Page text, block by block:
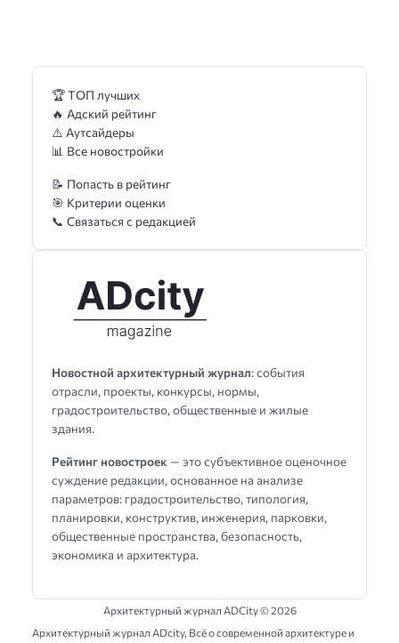
Новостной архитектурный журнал: события
отрасли, проекты, конкурсы, нормы,
градостроительство, общественные и жилые
здания.
Рейтинг новостроек — это субъективное оценочное
суждение редакции, основанное на анализе
параметров: градостроительство, типология,
планировки, конструктив, инженерия, парковки,
общественные пространства, безопасность,
экономика и архитектура.
🏆 ТОП лучших
🔥 Адский рейтинг
⚠️ Аутсайдеры
📊 Все новостройки
📝 Попасть в рейтинг
🎯 Критерии оценки
📞 Связаться с редакцией
Архитектурный журнал ADCity ©2026
Архитектурный журнал ADсity, Всё о современной архитектуре и